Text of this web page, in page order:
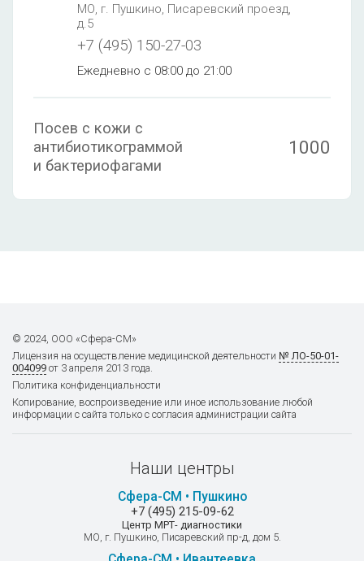
МО, г. Пушкино, Писаревский проезд,
д.5
+7 (495) 150-27-03
Ежедневно с 08:00 до 21:00
Посев с кожи с
антибиотикограммой
и бактериофагами
1000
© 2024, ООО «Сфера-СМ»
Лицензия на осуществление медицинской деятельности № ЛО-50-01-
004099 от 3 апреля 2013 года.
Политика конфиденциальности
Копирование, воспроизведение или иное использование любой
информации с сайта только с согласия администрации сайта
Наши центры
Сфера-СМ • Пушкино
+7 (495) 215-09-62
Центр МРТ- диагностики
МО, г. Пушкино, Писаревский пр-д, дом 5.